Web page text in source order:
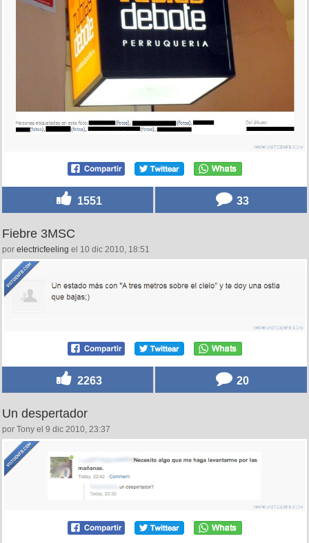
1551 33
Fiebre 3MSC
por electricfeeling el 10 dic 2010, 18:51
2263 20
Un despertador
por Tony el 9 dic 2010, 23:37